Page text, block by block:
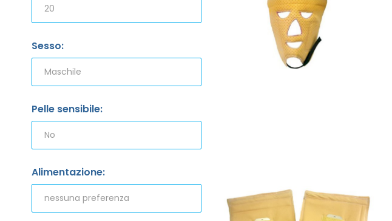
Sesso:
Pelle sensibile:
Alimentazione: